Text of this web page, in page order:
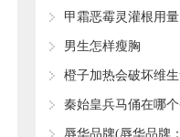
间到底有没有纯友谊
甲霜恶霉灵灌根用
灵灌根哪个好）
​男生怎样瘦胸
橙子加热会破坏维
秦始皇兵马俑在哪
俑的地理位置）
辱华品牌(辱华品牌